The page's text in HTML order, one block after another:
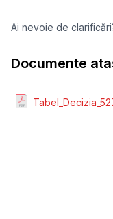
Ai nevoie de
Documente